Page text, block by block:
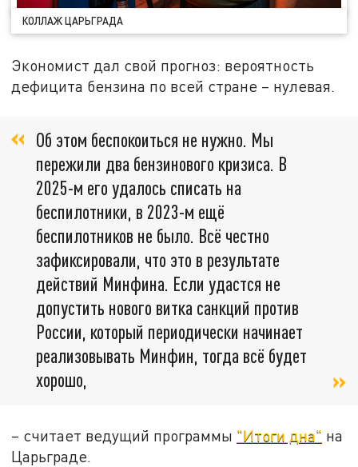
КОЛЛАЖ ЦАРЬГРАДА
Экономист дал свой прогноз: вероятность
дефицита бензина по всей стране – нулевая.
Об этом беспокоиться не нужно. Мы
пережили два бензинового кризиса. В
2025-м его удалось списать на
беспилотники, в 2023-м ещё
беспилотников не было. Всё честно
зафиксировали, что это в результате
действий Минфина. Если удастся не
допустить нового витка санкций против
России, который периодически начинает
реализовывать Минфин, тогда всё будет
хорошо,
– считает ведущий программы "Итоги дна" на
Царьграде.